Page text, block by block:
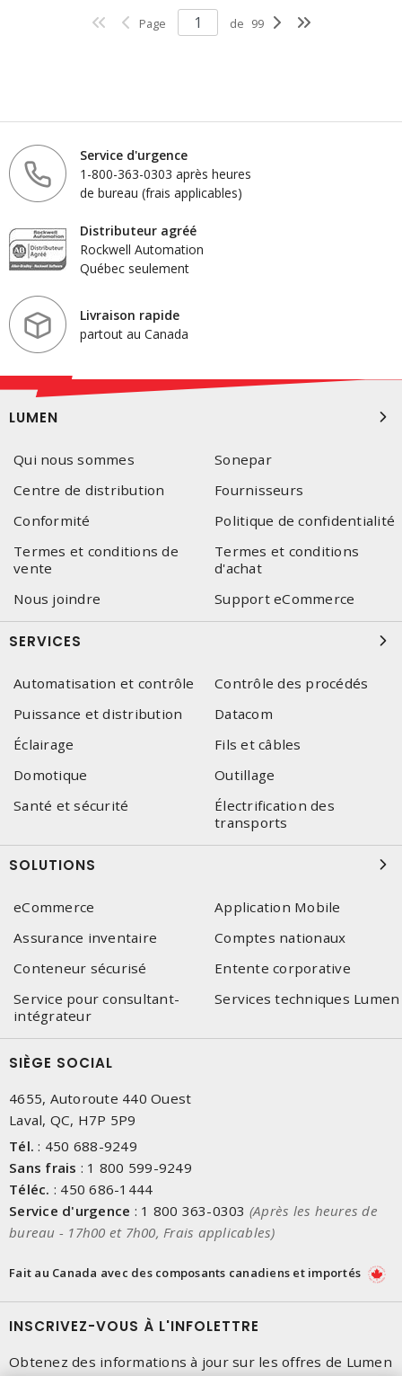
Page de 99
Service d'urgence
1-800-363-0303 après heures
de bureau (frais applicables)
Distributeur agréé
Rockwell Automation
Québec seulement
Livraison rapide
partout au Canada
LUMEN
Qui nous sommes
Sonepar
Centre de distribution
Fournisseurs
Conformité
Politique de confidentialité
Termes et conditions de
vente
Termes et conditions
d'achat
Nous joindre
Support eCommerce
SERVICES
Automatisation et contrôle
Contrôle des procédés
Puissance et distribution
Datacom
Éclairage
Fils et câbles
Domotique
Outillage
Santé et sécurité
Électrification des
transports
SOLUTIONS
eCommerce
Application Mobile
Assurance inventaire
Comptes nationaux
Conteneur sécurisé
Entente corporative
Service pour consultant-
intégrateur
Services techniques Lumen
SIÈGE SOCIAL
4655, Autoroute 440 Ouest
Laval, QC, H7P 5P9
Tél. : 450 688-9249
Sans frais : 1 800 599-9249
Téléc. : 450 686-1444
Service d'urgence : 1 800 363-0303 (Après les heures de
bureau - 17h00 et 7h00, Frais applicables)
Fait au Canada avec des composants canadiens et importés
INSCRIVEZ-VOUS À L'INFOLETTRE
Obtenez des informations à jour sur les offres de Lumen